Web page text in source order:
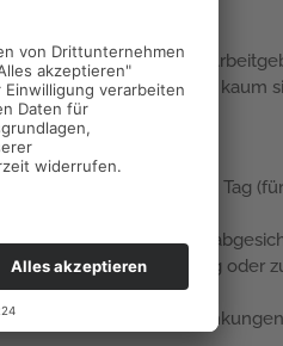
sind
Lohnfortzahlung vom
ist für diese Gruppe kaum
oder ab dem 22. Tag (für
in dieser Zeit sind nicht
Krankenversicherung oder
werden.